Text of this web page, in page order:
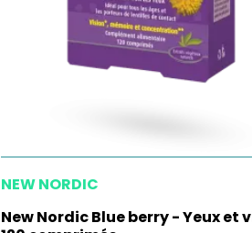
NEW NORDIC
New Nordic Blue berry - Yeux et